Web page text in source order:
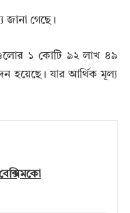
জানা গেছে।
১ কোটি ৯২ লাখ ৪৯
হয়েছে। যার আর্থিক মূল্য